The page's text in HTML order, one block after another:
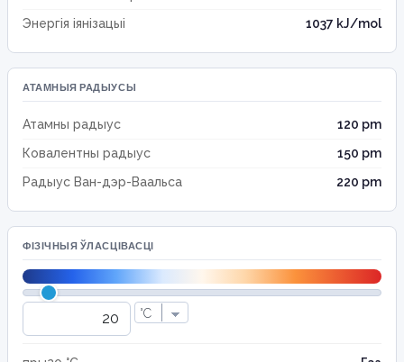
Энергія іянізацыі
1037 kJ/mol
АТАМНЫЯ РАДЫУСЫ
Атамны радыус
120 pm
Ковалентны радыус
150 pm
Радыус Ван-дэр-Ваальса
220 pm
ФІЗІЧНЫЯ ЎЛАСЦІВАСЦІ